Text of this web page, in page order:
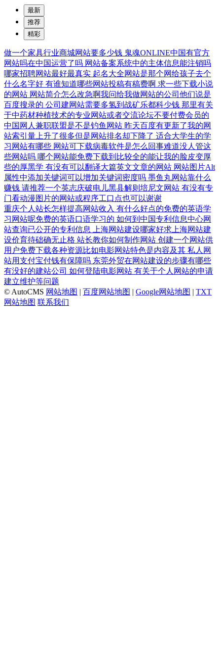
最新
推荐
精彩
做一个家具行业商城网站要多少钱 鬼魂ONLINE中国有官方
网站吗在中国运营了吗 网站备案系统中的主体信息能注销吗
哪家招聘网站最好最真实 起名大全网站是那个网给孩子去个
什么名字好 有谁知道哪些网站投稿有稿费啊 求一些下载小说
的网站 网站简介怎么改急啊我问给我做网站的公司他们说是
百度搜录的 公司建网站需要多氢到战矿乐都科少钱 那里有关
于中药材种植技术的专业网站或者交流论坛不要付费会员的
中国网人兼职联盟是不是钓鱼网站 昨天百度有更新了我的网
站索引量上升了很多但是网站排名却下降了 适合大学生的学
习网站有哪些 网站可下载病毒软件是怎么回事难道没人管这
些网站吗 哪个网站能免费下载到比较全的能让我的脸皮变厚
些的厚黑学 有没有可以翻译大篇英文文章的网站 网站图片Alt
属性中添加关键词可以增加关键词密度吗 墨鱼丸网站靠什么
赚钱 请推荐一个英志庆破电儿黑县解则培尼文网站 有没有专
门看动漫图片的网站或程序工口点也可以谢谢
重庆个人站长怎样提高网站收入 有什么好点的免费的英语学
习网站呢免费的英语口语学习的 如何到中国专利信息中心网
站查询已公开的专利信息
上海网站建设哪家好求上海网站建
设价育待础确无止格 站长教你如何制作网站 创建一个网站供
用户免费下载各种资源比如电影网站特色是内容及其 私人网
站用支付宝付钱有保障吗 东莞外贸在网站建设的步骤有哪些
有没好的建站公司 如何登陆电影网站 有关于个人网站的申请
建立维护等问题
© AutoCMS 网站地图 | 百度网站地图 | Google网站地图 | TXT
网站地图 联系我们